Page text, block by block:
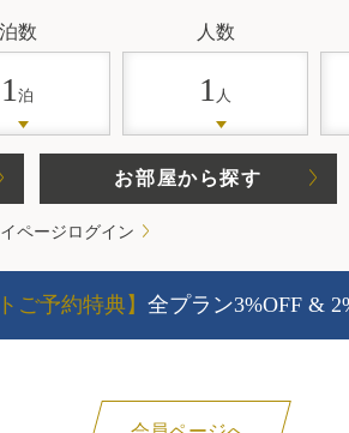
泊数
1 泊
人数
1 人
お部屋から探す
ページログイン
ご予約特典】 全プラン3%OFF &